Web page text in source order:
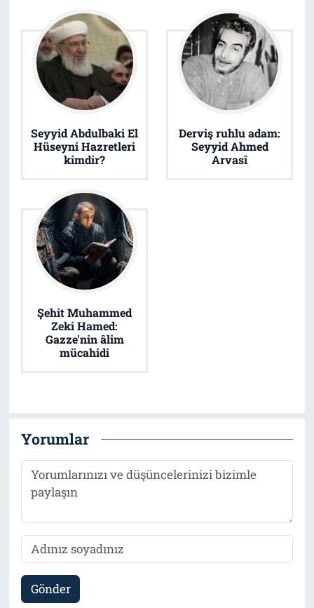
Seyyid Abdulbaki El
Hüseyni Hazretleri
kimdir?
Derviş ruhlu adam:
Seyyid Ahmed
Arvasî
Şehit Muhammed
Zeki Hamed:
Gazze'nin âlim
mücahidi
Yorumlar
Gönder